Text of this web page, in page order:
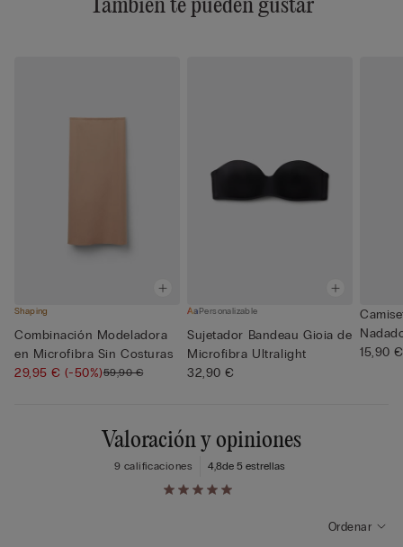
También te pueden gustar
Shaping
Combinación Modeladora
en Microfibra Sin Costuras
29,95 €(-50%)59,90 €
Personalizable
Sujetador Bandeau Gioia de
Microfibra Ultralight
32,90 €
15,90 €
Valoración y opiniones
4,8de 5 estrellas
9 calificaciones
Ordenar